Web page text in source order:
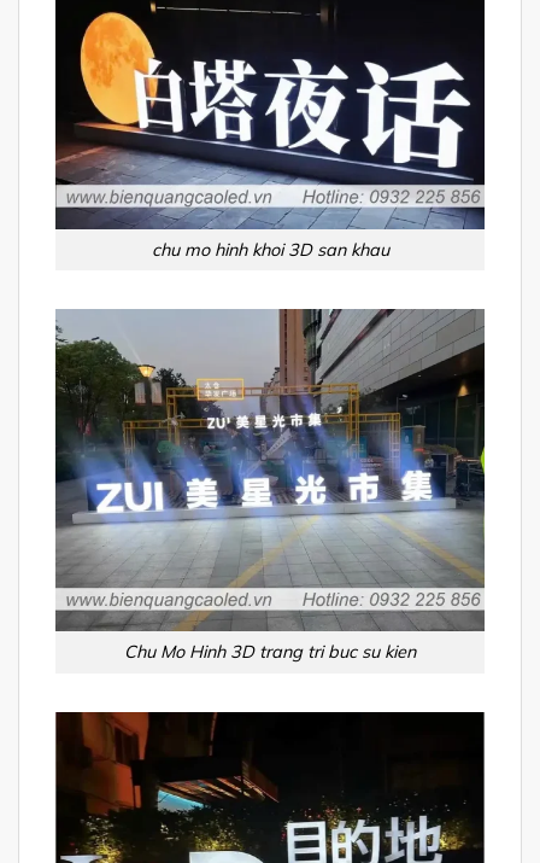
chu mo hinh khoi 3D san khau
Chu Mo Hinh 3D trang tri buc su kien